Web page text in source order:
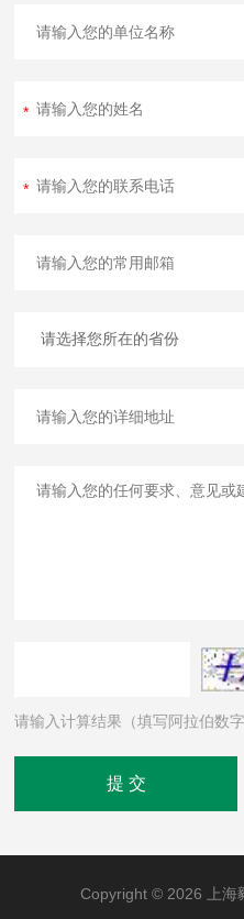
请输入计算结果（填写阿拉伯数
Copyright © 2026 上海